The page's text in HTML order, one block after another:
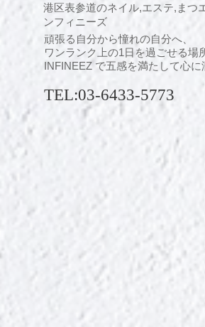
港区表参道のネイル,エステ,まつ
ンフィニーズ
頑張る自分から憧れの自分へ、
ワンランク上の1日を過ごせる場
INFINEEZ で五感を満たして心に
TEL:03-6433-5773